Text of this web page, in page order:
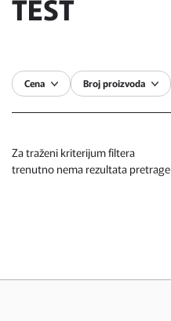
TEST
Cena Broj proizvoda
Za traženi kriterijum filtera
trenutno nema rezultata pretrage